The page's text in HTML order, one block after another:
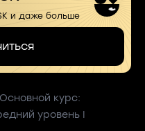
и даже больше
курс:
уровень I